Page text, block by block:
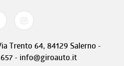
Trento 64, 84129 Salerno -
- info@giroauto.it